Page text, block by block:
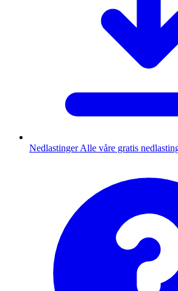
Nedlastinger Alle våre gratis